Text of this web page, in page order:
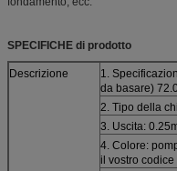
SPECIFICHE di prodotto
Descrizione
1.
da basare)
2. Tipo della
3. Uscita:
4. Colore:
il vostro